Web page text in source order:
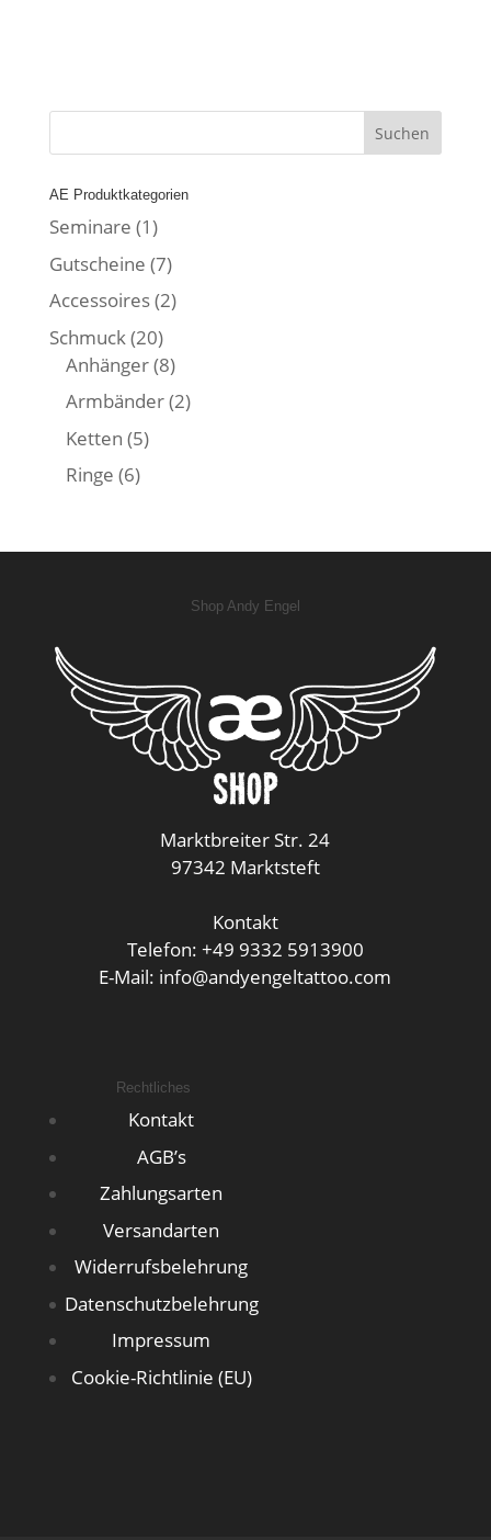
AE Produktkategorien
Seminare (1)
Gutscheine (7)
Accessoires(2)
Schmuck (20)
Anhänger(8)
Armbänder(2)
Ketten (5)
Ringe (6)
Shop Andy Engel
Marktbreiter Str. 24
97342 Marktsteft
Kontakt
Telefon: +49 9332 5913900
E-Mail: info@andyengeltattoo.com
Rechtliches
Kontakt
AGB’s
Zahlungsarten
Versandarten
Widerrufsbelehrung
Datenschutzbelehrung
Impressum
Cookie-Richtlinie (EU)